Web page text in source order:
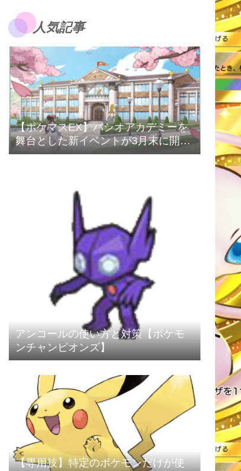
人気記事
【ポケマスEX】パシオアカデミーを
舞台とした新イベントが3月末に開催
予定！
アンコールの使い方と対策【ポケモ
ンチャンピオンズ】
【専用技】特定のポケモンだけが使